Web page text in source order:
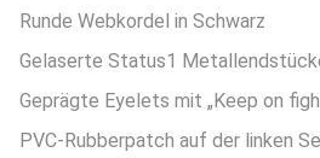
Runde Webkordel in Schwarz
Gelaserte Status1
Geprägte Eyelets mit „Keep on
PVC-Rubberpatch auf der linken